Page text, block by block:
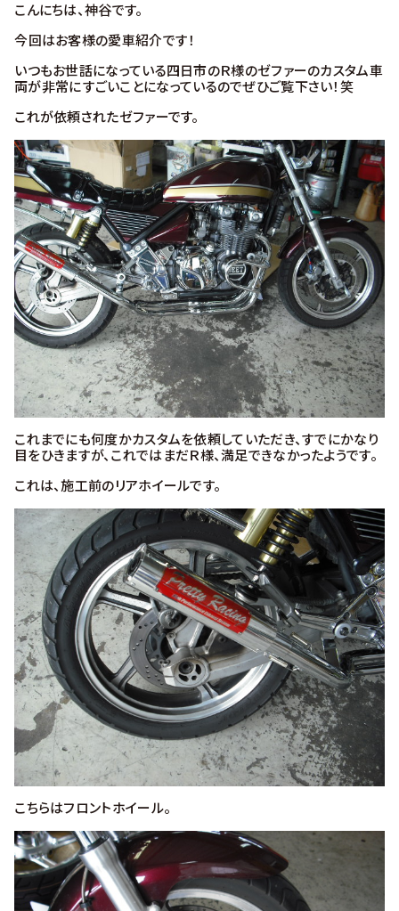
こんにちは、神谷です。
今回はお客様の愛車紹介です！
いつもお世話になっている四日市のＲ様のゼファーのカスタム車
両が非常にすごいことになっているのでぜひご覧下さい！笑
これが依頼されたゼファーです。
これまでにも何度かカスタムを依頼していただき、すでにかなり
目をひきますが、これではまだＲ様、満足できなかったようです。
これは、施工前のリアホイールです。
こちらはフロントホイール。